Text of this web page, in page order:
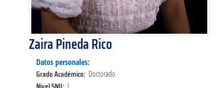
Zaira Pineda Rico
Datos personales:
Grado Académico: Doctorado
I